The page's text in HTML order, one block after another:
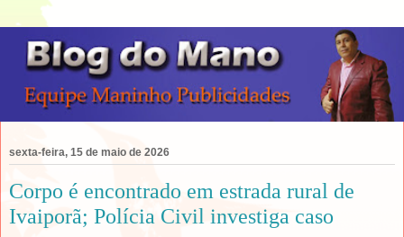
sexta-feira, 15 de maio de 2026
Corpo é encontrado em estrada rural de
Ivaiporã; Polícia Civil investiga caso